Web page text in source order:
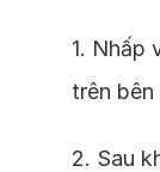
1. Nhấp
trên
2. Sau